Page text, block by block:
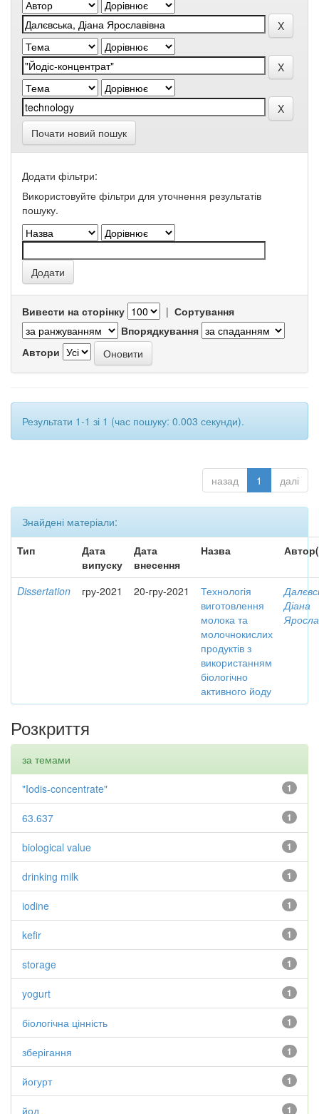
Почати новий пошук
Додати фільтри:
Використовуйте фільтри для уточнення результатів
пошуку.
Вивести на сторінку | Сортування
Впорядкування
Автори
Результати 1-1 зі 1 (час пошуку: 0.003 секунди).
назад 1 далі
Знайдені матеріали:
Тип
Дата
випуску
Дата
внесення
Назва
Dissertation гру-2021 20-гру-2021
Технологія
виготовлення
молока та
молочнокислих
продуктів з
використанням
біологічно
активного йоду
Діана
Розкриття
за темами
1
"Iodis-concentrate"
1
63.637
1
biological value
1
drinking milk
1
iodine
1
kefir
1
storage
1
yogurt
1
біологічна цінність
1
зберігання
1
йогурт
1
йод